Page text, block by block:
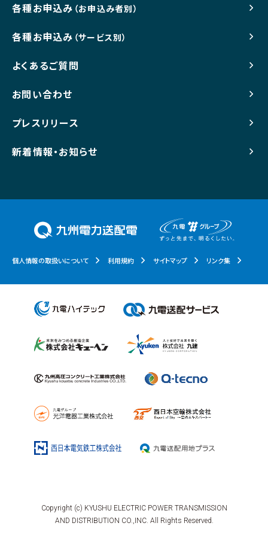
各種お申込み （お申込み者別）
各種お申込み （サービス別）
よくあるご質問
お問い合わせ
プレスリリース
新着情報・お知らせ
個人情報の取扱いについて 利用規約 サイトマップ リンク集
Copyright (c) KYUSHU ELECTRIC POWER TRANSMISSION
AND DISTRIBUTION CO.,INC. All Rights Reserved.